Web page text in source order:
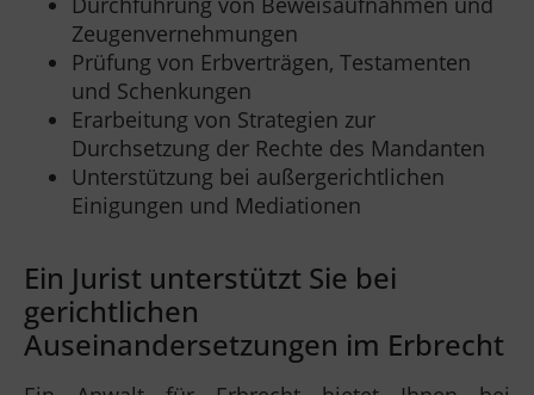
Zeugenvernehmungen
Prüfung von Erbverträgen, Testamenten
und Schenkungen
Erarbeitung von Strategien zur
Durchsetzung der Rechte des Mandanten
Unterstützung bei außergerichtlichen
Einigungen und Mediationen
Ein Jurist unterstützt Sie bei
gerichtlichen
Auseinandersetzungen im Erbrecht